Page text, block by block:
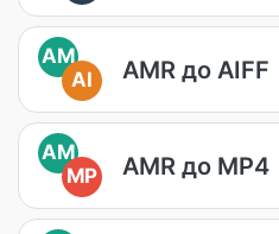
AM
AI
AMR до AIFF
AM
MP
AMR до MP4